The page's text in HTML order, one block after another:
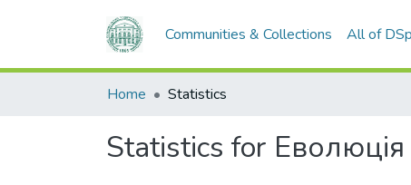
Communities & Collections All of
Home Statistics
Statistics for Еволюція